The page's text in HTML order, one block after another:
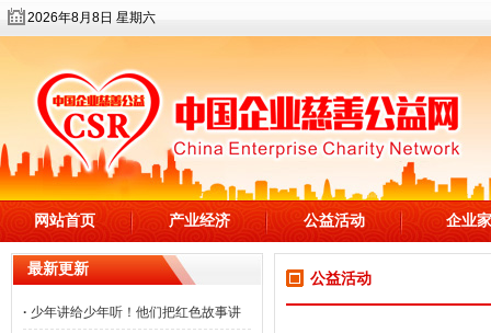
2026年8月8日 星期六
网站首页 产业经济 公益活动 企业家
最新更新
· 少年讲给少年听！他们把红色故事讲
公益活动